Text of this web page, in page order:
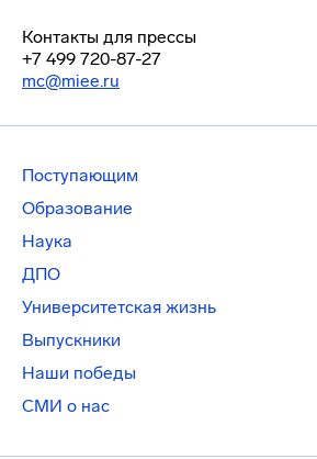
Контакты для прессы
+7 499 720-87-27
mc@miee.ru
Поступающим
Образование
Наука
ДПО
Университетская жизнь
Выпускники
Наши победы
СМИ о нас